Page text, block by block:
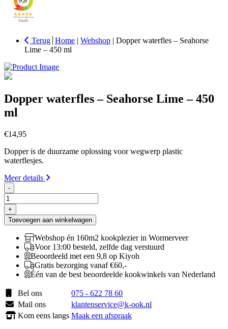
Terug Home | Webshop | Dopper waterfles – Seahorse
Lime – 450 ml
Dopper waterfles – Seahorse Lime – 450
ml
€14,95
Dopper is de duurzame oplossing voor wegwerp plastic
waterflesjes.
Meer details
-
Dopper
waterfles
-
Seahorse
+
Toevoegen aan winkelwagen
Webshop én 160m2 kookplezier in Wormerveer
Voor 13:00 besteld, zelfde dag verstuurd
Beoordeeld met een 9,8 op Kiyoh
Gratis bezorging vanaf €60,-
Één van de best beoordeelde kookwinkels van Nederland
Bel ons
075 - 622 78 60
Mail ons
klantenservice@k-ook.nl
Kom eens langs Maak een afspraak